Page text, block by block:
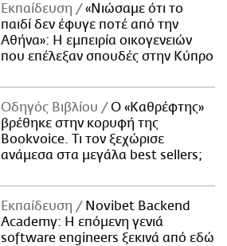
Εκπαίδευση
«Νιώσαμε ότι το
παιδί δεν έφυγε ποτέ από την
Αθήνα»: Η εμπειρία οικογενειών
που επέλεξαν σπουδές στην Κύπρο
Οδηγός Βιβλίου
Ο «Καθρέφτης»
βρέθηκε στην κορυφή της
Bookvoice. Τι τον ξεχώρισε
ανάμεσα στα μεγάλα best sellers;
Εκπαίδευση
Novibet Backend
Academy: Η επόμενη γενιά
software engineers ξεκινά από εδώ